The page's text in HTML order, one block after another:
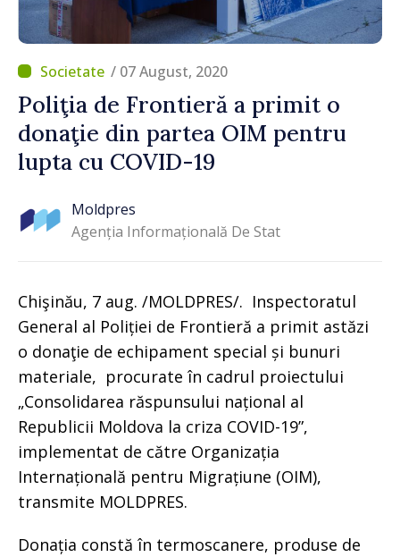
/ 07 August, 2020
Poliţia de Frontieră a primit o
donaţie din partea OIM pentru
lupta cu COVID-19
Moldpres
Agenția Informațională De Stat
Chişinău, 7 aug. /MOLDPRES/. Inspectoratul
General al Poliției de Frontieră a primit astăzi
o donaţie de echipament special și bunuri
materiale, procurate în cadrul proiectului
„Consolidarea răspunsului național al
Republicii Moldova la criza COVID-19”,
implementat de către Organizația
Internațională pentru Migrațiune (OIM),
transmite MOLDPRES.
Donația constă în termoscanere, produse de